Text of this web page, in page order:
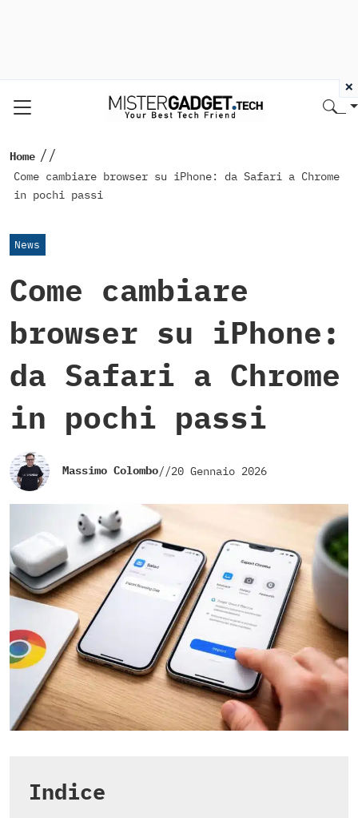
Home //
Come cambiare browser su iPhone: da Safari a Chrome
in pochi passi
News
Come cambiare
browser su iPhone:
da Safari a Chrome
in pochi passi
Massimo Colombo//20 Gennaio 2026
Indice
×